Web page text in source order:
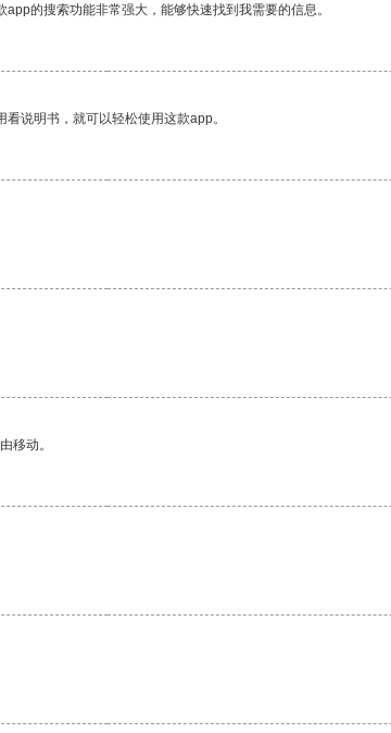
的搜索功能非常强大，能够快速找到我需要的信息。
说明书，就可以轻松使用这款app。
移动。